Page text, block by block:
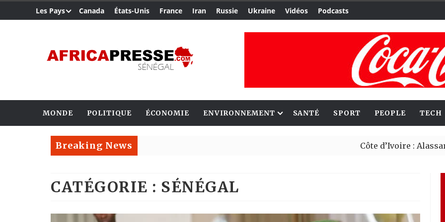
Les Pays Canada États-Unis France Iran Russie Ukraine Vidéos Podcasts
MONDE POLITIQUE ÉCONOMIE ENVIRONNEMENT SANTÉ SPORT PEOPLE TECH
Breaking News Côte d’Ivoire : Alassane Ouattara
CATÉGORIE : SÉNÉGAL